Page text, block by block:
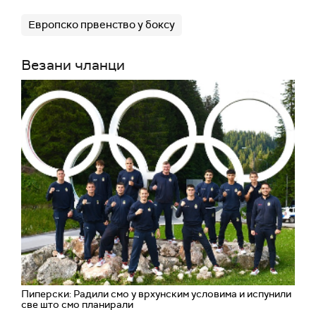
Европско првенство у боксу
Везани чланци
Пиперски: Радили смо у врхунским условима и испунили
све што смо планирали